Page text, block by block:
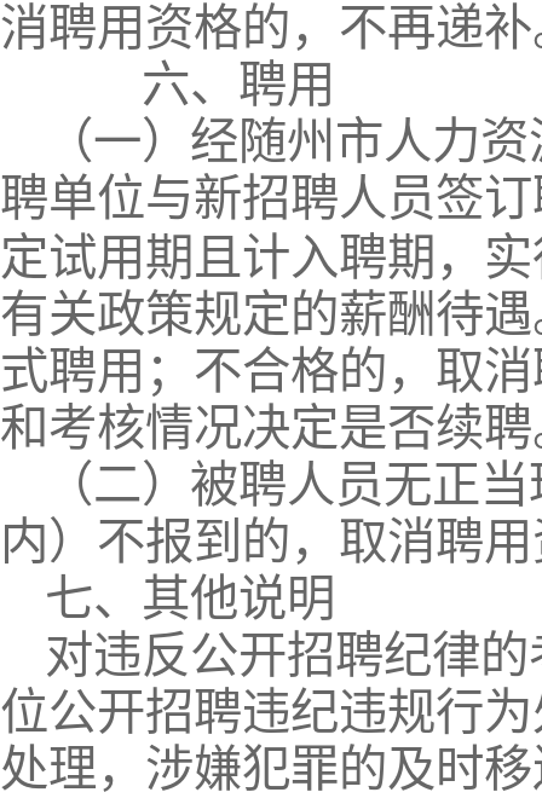
消聘用资格的，不再递
六、聘用
（一）经随州市人力
聘单位与新招聘人员签
定试用期且计入聘期，
有关政策规定的薪酬待
式聘用；不合格的，取
和考核情况决定是否续
（二）被聘人员无正
内）不报到的，取
七、其他说明
对违反公开招聘纪律
位公开招聘违纪违规行
处理，涉嫌犯罪的及时